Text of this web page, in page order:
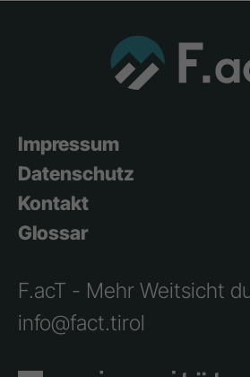
Impressum
Datenschutz
Kontakt
Glossar
F.acT - Mehr Weitsicht
info@fact.tirol